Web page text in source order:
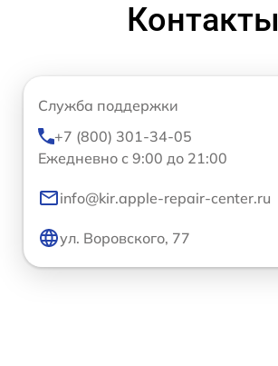
Контакты
Служба поддержки
+7 (800) 301-34-05
Ежедневно с 9:00 до 21:00
info@kir.apple-repair-center.ru
ул. Воровского, 77